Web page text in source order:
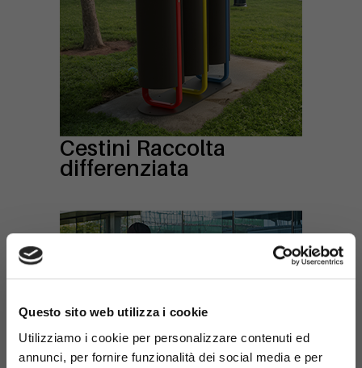
Questo sito web utilizza i cookie
Utilizziamo i cookie per personalizzare contenuti ed
annunci, per fornire funzionalità dei social media e per
Cestini Raccolta
differenziata